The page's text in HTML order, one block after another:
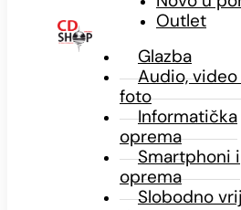
Outlet
Glazba
Audio,
foto
Informatička
oprema
Smartphoni i
oprema
Slobodno